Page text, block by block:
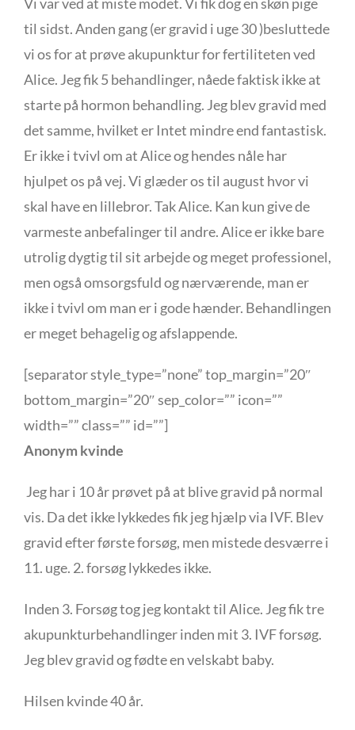
til sidst. Anden gang (er gravid i uge 30 )besluttede
vi os for at prøve akupunktur for fertiliteten ved
Alice. Jeg fik 5 behandlinger, nåede faktisk ikke at
starte på hormon behandling. Jeg blev gravid med
det samme, hvilket er Intet mindre end fantastisk.
Er ikke i tvivl om at Alice og hendes nåle har
hjulpet os på vej. Vi glæder os til august hvor vi
skal have en lillebror. Tak Alice. Kan kun give de
varmeste anbefalinger til andre. Alice er ikke bare
utrolig dygtig til sit arbejde og meget professionel,
men også omsorgsfuld og nærværende, man er
ikke i tvivl om man er i gode hænder. Behandlingen
er meget behagelig og afslappende.
[separator style_type=”none” top_margin=”20″
bottom_margin=”20″ sep_color=”” icon=””
width=”” class=”” id=””]
Anonym kvinde
Jeg har i 10 år prøvet på at blive gravid på normal
vis. Da det ikke lykkedes fik jeg hjælp via IVF. Blev
gravid efter første forsøg, men mistede desværre i
11. uge. 2. forsøg lykkedes ikke.
Inden 3. Forsøg tog jeg kontakt til Alice. Jeg fik tre
akupunkturbehandlinger inden mit 3. IVF forsøg.
Jeg blev gravid og fødte en velskabt baby.
Hilsen kvinde 40 år.